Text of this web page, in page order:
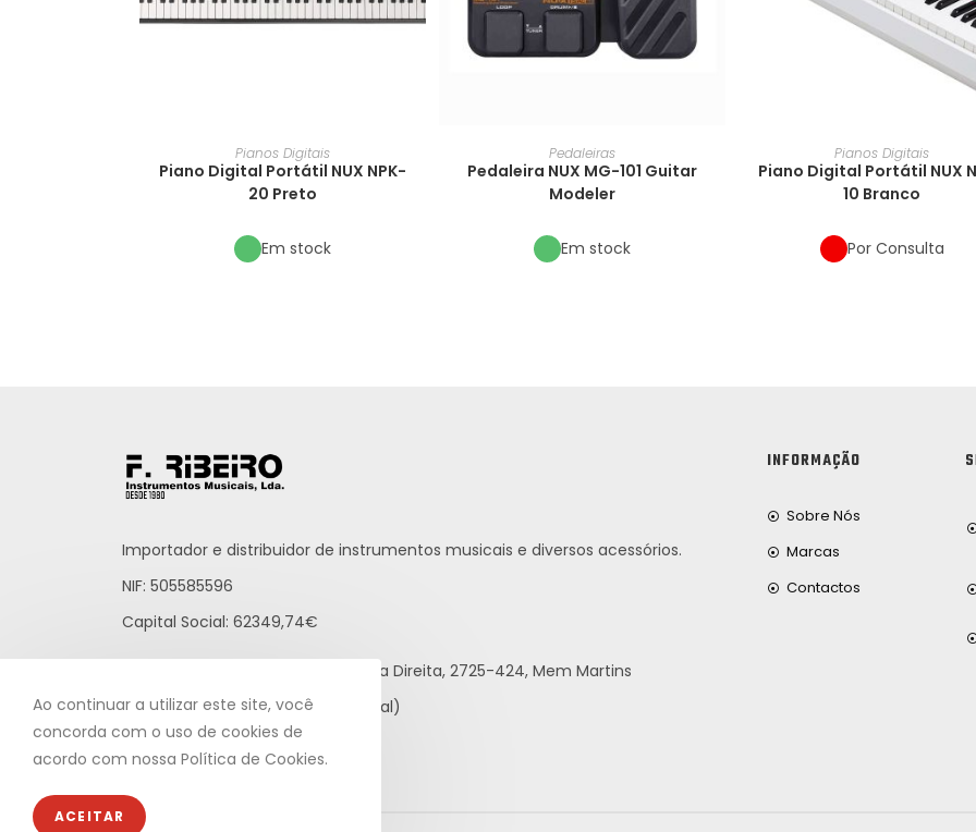
Pianos Digitais
Piano Digital Portátil NUX NPK-
20 Preto
Em stock
Pedaleiras
Pedaleira NUX MG-101 Guitar
Modeler
Em stock
Pianos Digitais
Piano Digital Portátil NUX
10 Branco
Por Consulta
Importador e distribuidor de instrumentos musicais e diversos acessórios.
NIF: 505585596
Capital Social: 62349,74€
Praceta Raúl Brandão, 12 - Loja Direita, 2725-424, Mem Martins
21 812 65 43 (rede fixa nacional)
info@fribeiro.com
INFORMAÇÃO
Sobre Nós
Marcas
Contactos
Ao continuar a utilizar este site, você
concorda com o uso de cookies de
acordo com nossa Política de Cookies.
ACEITAR